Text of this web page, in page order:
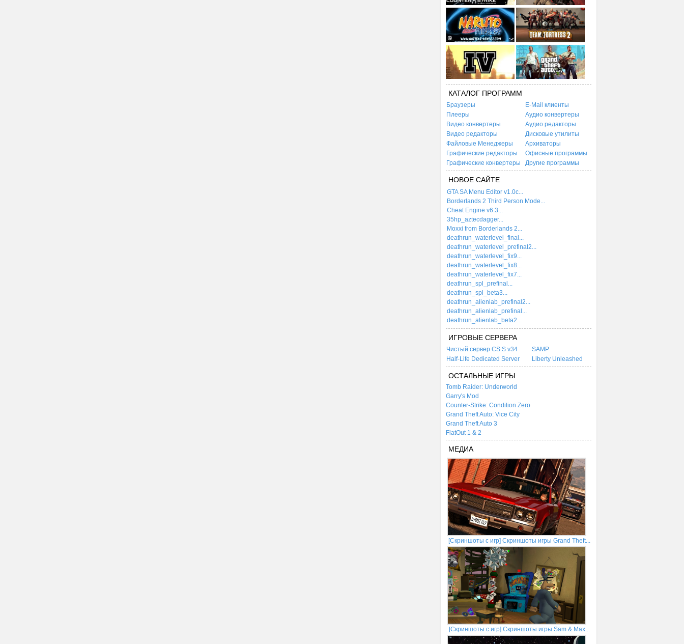
КАТАЛОГ ПРОГРАММ
Браузеры
E-Mail клиенты
Плееры
Аудио конвертеры
Видео конвертеры
Аудио редакторы
Видео редакторы
Дисковые утилиты
Файловые Менеджеры
Архиваторы
Графические редакторы
Офисные программы
Графические конвертеры
Другие программы
НОВОЕ САЙТЕ
GTA SA Menu Editor v1.0c...
Borderlands 2 Third Person Mode...
Cheat Engine v6.3...
35hp_aztecdagger...
Moxxi from Borderlands 2...
deathrun_waterlevel_final...
deathrun_waterlevel_prefinal2...
deathrun_waterlevel_fix9...
deathrun_waterlevel_fix8...
deathrun_waterlevel_fix7...
deathrun_spl_prefinal...
deathrun_spl_beta3...
deathrun_alienlab_prefinal2...
deathrun_alienlab_prefinal...
deathrun_alienlab_beta2...
ИГРОВЫЕ СЕРВЕРА
Чистый сервер CS:S v34
SAMP
Half-Life Dedicated Server
Liberty Unleashed
ОСТАЛЬНЫЕ ИГРЫ
Tomb Raider: Underworld
Garry's Mod
Counter-Strike: Condition Zero
Grand Theft Auto: Vice City
Grand Theft Auto 3
FlatOut 1 & 2
МЕДИА
[Скриншоты с игр] Скриншоты игры Grand Theft...
[Скриншоты с игр] Скриншоты игры Sam & Max...